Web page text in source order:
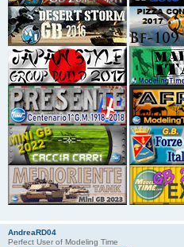
AndreaRD04
Perfect User of Modeling Time